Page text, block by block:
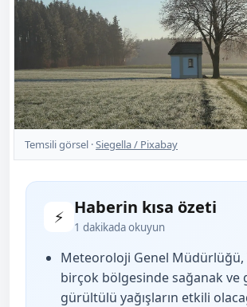
Temsili görsel ·Siegella / Pixabay
⚡ Haberin kısa özeti
1 dakikada okuyun
Meteoroloji Genel Müdürlüğü,
birçok bölgesinde sağanak ve
gürültülü yağışların etkili